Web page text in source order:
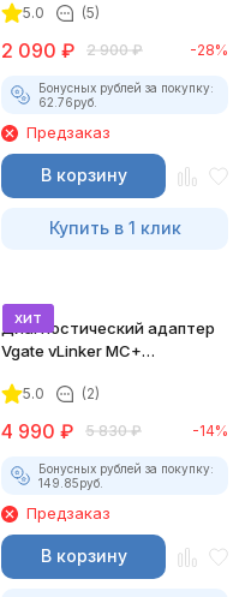
5.0 (5)
2 090 ₽ 2 900 ₽ -28%
Бонусных рублей за покупку:
62.76руб.
Предзаказ
В корзину
Купить в 1 клик
хит
Диагностический адаптер
Vgate vLinker MC+
5.0 (2)
4 990 ₽ 5 830 ₽ -14%
Бонусных рублей за покупку:
149.85руб.
Предзаказ
В корзину